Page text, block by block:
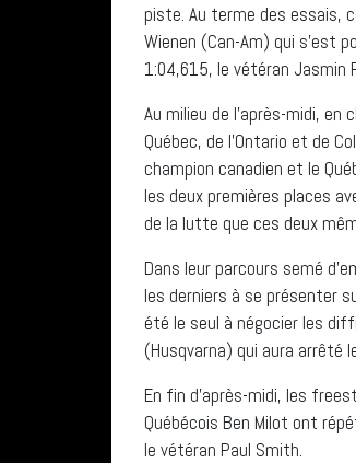
piste. Au terme des essais,
Wienen (Can-Am) qui s’est
1:04,615, le vétéran Jasmin
Au milieu de l’après-midi, en
Québec, de l’Ontario et de
champion canadien et le
les deux premières places
de la lutte que ces deux
Dans leur parcours semé
les derniers à se présenter
été le seul à négocier les
(Husqvarna) qui aura arrêté
En fin d’après-midi, les
Québécois Ben Milot ont
le vétéran Paul Smith.